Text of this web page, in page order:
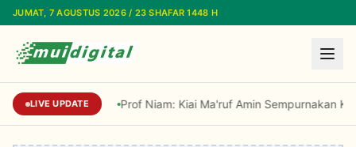
Lewati ke konten utama
JUMAT, 7 AGUSTUS 2026 / 23 SHAFAR 1448 H
LIVE UPDATE Prof Niam: Kiai Ma'ruf Amin Sempurnakan